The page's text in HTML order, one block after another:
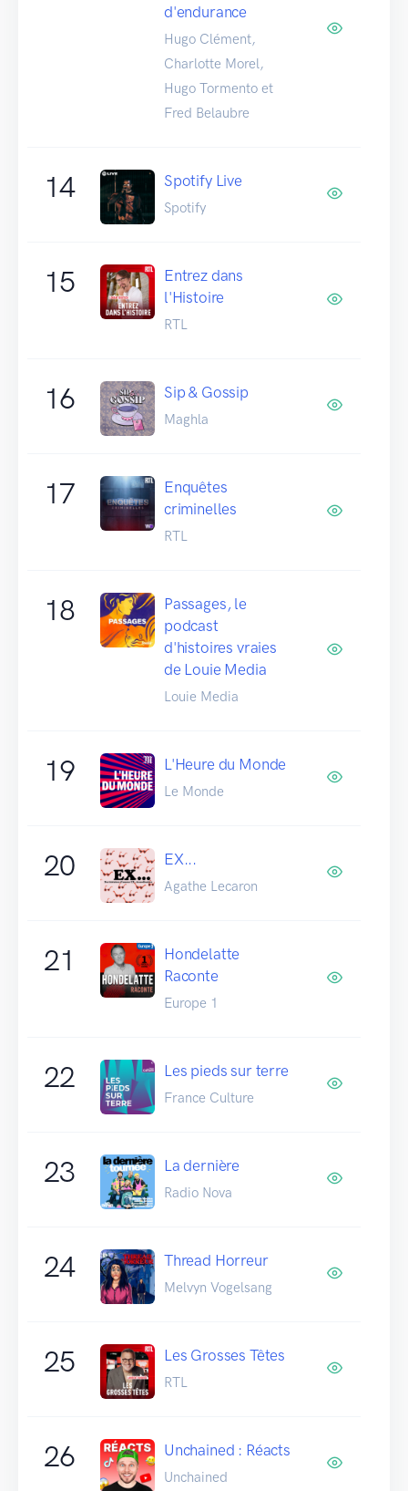
d'endurance
Hugo Clément,
Charlotte Morel,
Hugo Tormento et
Fred Belaubre
14 Spotify Live
Spotify
15
Entrez dans
l'Histoire
RTL
16 Sip & Gossip
Maghla
17
Enquêtes
criminelles
RTL
18
Passages, le
podcast
d'histoires vraies
de Louie Media
Louie Media
19 L'Heure du Monde
Le Monde
20 EX...
Agathe Lecaron
21
Hondelatte
Raconte
Europe 1
22 Les pieds sur terre
France Culture
23 La dernière
Radio Nova
24 Thread Horreur
Melvyn Vogelsang
25 Les Grosses Têtes
RTL
26 Unchained : Réacts
Unchained